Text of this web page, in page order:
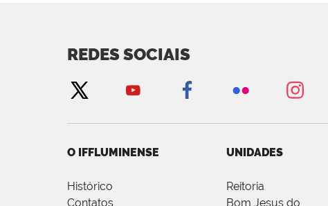
REDES SOCIAIS
O IFFLUMINENSE
Histórico
Contatos
UNIDADES
Reitoria
Bom Jesus do